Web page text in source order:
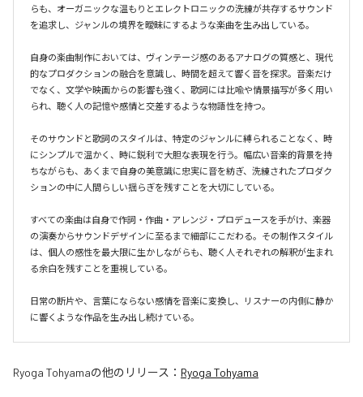
らも、オーガニックな温もりとエレクトロニックの洗練が共存するサウンド
を追求し、ジャンルの境界を曖昧にするような楽曲を生み出している。
自身の楽曲制作においては、ヴィンテージ感のあるアナログの質感と、現代
的なプロダクションの融合を意識し、時間を超えて響く音を探求。音楽だけ
でなく、文学や映画からの影響も強く、歌詞には比喩や情景描写が多く用い
られ、聴く人の記憶や感情と交差するような物語性を持つ。
そのサウンドと歌詞のスタイルは、特定のジャンルに縛られることなく、時
にシンプルで温かく、時に鋭利で大胆な表現を行う。幅広い音楽的背景を持
ちながらも、あくまで自身の美意識に忠実に音を紡ぎ、洗練されたプロダク
ションの中に人間らしい揺らぎを残すことを大切にしている。
すべての楽曲は自身で作詞・作曲・アレンジ・プロデュースを手がけ、楽器
の演奏からサウンドデザインに至るまで細部にこだわる。その制作スタイル
は、個人の感性を最大限に生かしながらも、聴く人それぞれの解釈が生まれ
る余白を残すことを重視している。
日常の断片や、言葉にならない感情を音楽に変換し、リスナーの内側に静か
に響くような作品を生み出し続けている。
Ryoga Tohyamaの他のリリース： Ryoga Tohyama